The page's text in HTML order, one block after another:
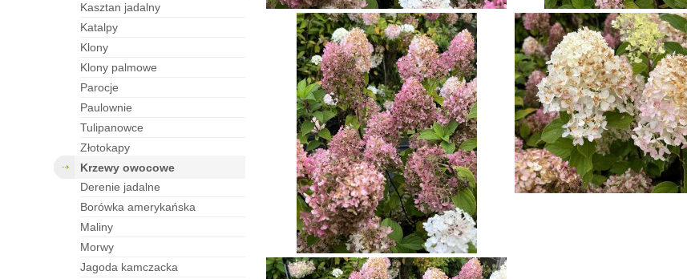
kasztan jadalny
katalpy
klony
klony palmowe
parocje
paulownie
tulipanowce
złotokapy
krzewy owocowe
derenie jadalne
borówka amerykańska
maliny
morwy
jagoda kamczacka